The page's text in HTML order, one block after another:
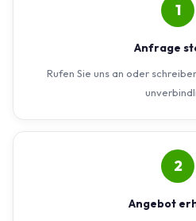
1
Anfrage
Rufen Sie uns an oder
2
Angebot